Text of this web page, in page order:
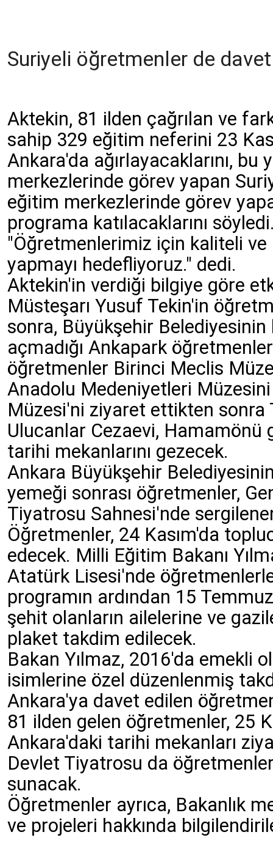
Suriyeli öğretmenler de
Aktekin, 81 ilden çağrılan ve
sahip 329 eğitim neferini 23
Ankara'da ağırlayacaklarını,
merkezlerinde görev yapan
eğitim merkezlerinde görev
programa katılacaklarını
"Öğretmenlerimiz için kaliteli
yapmayı hedefliyoruz." dedi.
Aktekin'in verdiği bilgiye göre
Müsteşarı Yusuf Tekin'in
sonra, Büyükşehir
açmadığı Ankapark
öğretmenler Birinci Meclis
Anadolu Medeniyetleri
Müzesi'ni ziyaret ettikten sonra
Ulucanlar Cezaevi, Hamamönü
tarihi mekanlarını gezecek.
Ankara Büyükşehir
yemeği sonrası öğretmenler,
Tiyatrosu Sahnesi'nde
Öğretmenler, 24 Kasım'da
edecek. Milli Eğitim Bakanı
Atatürk Lisesi'nde
programın ardından 15
şehit olanların ailelerine ve
plaket takdim edilecek.
Bakan Yılmaz, 2016'da emekli
isimlerine özel düzenlenmiş
Ankara'ya davet edilen
81 ilden gelen öğretmenler, 25
Ankara'daki tarihi mekanları
Devlet Tiyatrosu da
sunacak.
Öğretmenler ayrıca, Bakanlık
ve projeleri hakkında